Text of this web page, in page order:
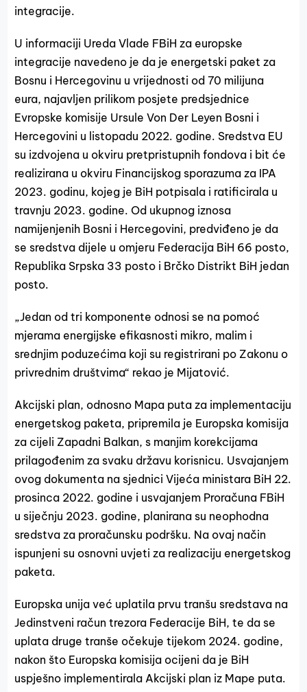
integracije.
U informaciji Ureda Vlade FBiH za europske
integracije navedeno je da je energetski paket za
Bosnu i Hercegovinu u vrijednosti od 70 milijuna
eura, najavljen prilikom posjete predsjednice
Evropske komisije Ursule Von Der Leyen Bosni i
Hercegovini u listopadu 2022. godine. Sredstva EU
su izdvojena u okviru pretpristupnih fondova i bit će
realizirana u okviru Financijskog sporazuma za IPA
2023. godinu, kojeg je BiH potpisala i ratificirala u
travnju 2023. godine. Od ukupnog iznosa
namijenjenih Bosni i Hercegovini, predviđeno je da
se sredstva dijele u omjeru Federacija BiH 66 posto,
Republika Srpska 33 posto i Brčko Distrikt BiH jedan
posto.
„Jedan od tri komponente odnosi se na pomoć
mjerama energijske efikasnosti mikro, malim i
srednjim poduzećima koji su registrirani po Zakonu o
privrednim društvima“ rekao je Mijatović.
Akcijski plan, odnosno Mapa puta za implementaciju
energetskog paketa, pripremila je Europska komisija
za cijeli Zapadni Balkan, s manjim korekcijama
prilagođenim za svaku državu korisnicu. Usvajanjem
ovog dokumenta na sjednici Vijeća ministara BiH 22.
prosinca 2022. godine i usvajanjem Proračuna FBiH
u siječnju 2023. godine, planirana su neophodna
sredstva za proračunsku podršku. Na ovaj način
ispunjeni su osnovni uvjeti za realizaciju energetskog
paketa.
Europska unija već uplatila prvu tranšu sredstava na
Jedinstveni račun trezora Federacije BiH, te da se
uplata druge tranše očekuje tijekom 2024. godine,
nakon što Europska komisija ocijeni da je BiH
uspješno implementirala Akcijski plan iz Mape puta.